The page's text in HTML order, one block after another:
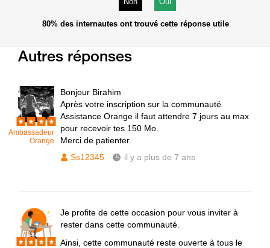
80% des internautes ont trouvé cette réponse utile
Autres réponses
Ambassadeur
Orange
Bonjour Birahim
Après votre inscription sur la communauté
Assistance Orange il faut attendre 7 jours au max
pour recevoir tes 150 Mo.
Merci de patienter.
Ss12345
il y a plus de 7 ans
Je profite de cette occasion pour vous inviter à
rester dans cette communauté.
Ainsi, cette communauté reste ouverte à tous le